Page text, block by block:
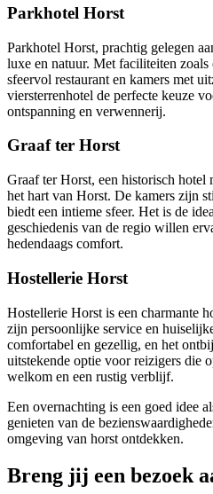
Parkhotel Horst
Parkhotel Horst, prachtig gelegen
luxe en natuur. Met faciliteiten zoals
sfeervol restaurant en kamers met
viersterrenhotel de perfecte keuze
ontspanning en verwennerij.
Graaf ter Horst
Graaf ter Horst, een historisch hotel
het hart van Horst. De kamers zijn
biedt een intieme sfeer. Het is de
geschiedenis van de regio willen
hedendaags comfort.
Hostellerie Horst
Hostellerie Horst is een charmante
zijn persoonlijke service en
comfortabel en gezellig, en het
uitstekende optie voor reizigers die
welkom en een rustig verblijf.
Een overnachting is een goed idee
genieten van de
omgeving van horst ontdekken.
Breng jij een bezoek